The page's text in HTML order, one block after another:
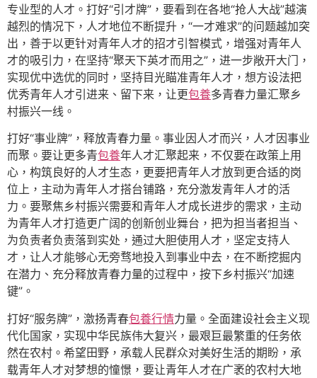
专业型的人才。打好“引才牌”，要看到在各地“抢人大战”越演
越烈的情况下，人才地位不断提升，“一才难求”的问题越加突
出，善于以更针对青年人才的招才引智模式，增强对青年人
才的吸引力，在坚持“聚天下英才而用之”，进一步敞开大门，
实现优中选优的同时，坚持目光瞄准青年人才，想方设法把
优秀青年人才引进来、留下来，让更包養多青春力量汇聚乡
村振兴一线。
打好“事业牌”，释放青春力量。事业因人才而兴，人才因事业
而聚。要让更多青包養年人才汇聚起来，不仅要在政策上用
心，构筑良好的人才生态，更要把青年人才放到更合适的岗
位上，主动为青年人才搭台铺路，充分激发青年人才的活
力。要聚焦乡村振兴需要和青年人才成长进步的需求，主动
为青年人才打造更广阔的创新创业舞台，把为担当者担当、
为负责者负责落到实处，通过大胆使用人才，坚定支持人
才，让人才能够心无旁骛地投入到事业中去，在不断挖掘内
在潜力、充分释放青春力量的过程中，按下乡村振兴“加速
键”。
打好“服务牌”，激扬青春包養行情力量。全面建设社会主义现
代化国家，实现中华民族伟大复兴，最艰巨最繁重的任务依
然在农村。希望田野，承载人民群众对美好生活的期盼，承
载青年人才对梦想的憧憬，要让青年人才在广袤的农村大地